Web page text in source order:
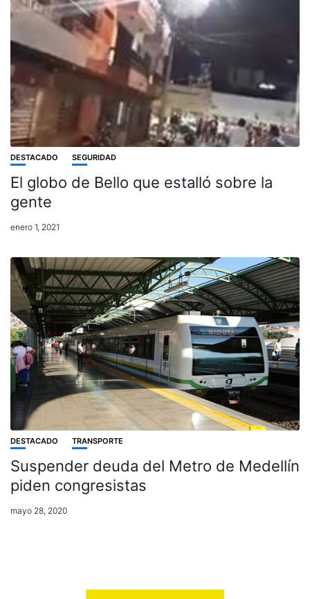
DESTACADO SEGURIDAD
El globo de Bello que estalló sobre la
gente
enero 1, 2021
DESTACADO TRANSPORTE
Suspender deuda del Metro de Medellín
piden congresistas
mayo 28, 2020